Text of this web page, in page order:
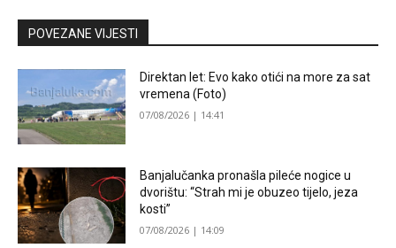
POVEZANE VIJESTI
Direktan let: Evo kako otići na more za sat
vremena (Foto)
07/08/2026 | 14:41
Banjalučanka pronašla pileće nogice u
dvorištu: “Strah mi je obuzeo tijelo, jeza
kosti”
07/08/2026 | 14:09